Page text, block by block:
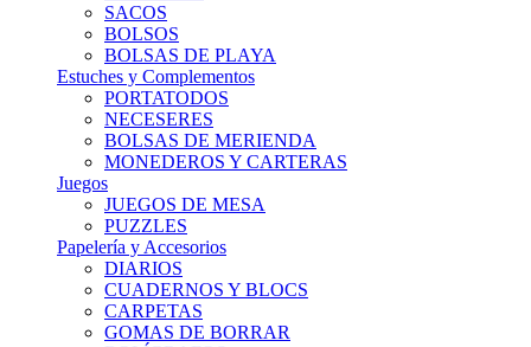
SACOS
BOLSOS
BOLSAS DE PLAYA
Estuches y Complementos
PORTATODOS
NECESERES
BOLSAS DE MERIENDA
MONEDEROS Y CARTERAS
Juegos
JUEGOS DE MESA
PUZZLES
Papelería y Accesorios
DIARIOS
CUADERNOS Y BLOCS
CARPETAS
GOMAS DE BORRAR